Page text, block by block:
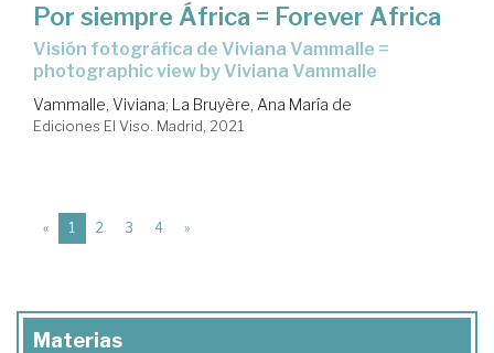
Por siempre África = Forever Africa
visión fotográfica de Viviana Vammalle =
photographic view by Viviana Vammalle
Vammalle, Viviana; La Bruyère, Ana María de
Ediciones El Viso. Madrid, 2021
« 1 (current)
2 3 4 »
Materias